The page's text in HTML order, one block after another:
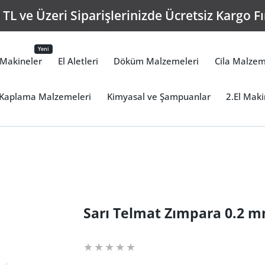
Kadar Verdiğiniz Tüm Siparişler Aynı
Makineler
Yeni
El Aletleri Döküm Malzemeleri Cila
Kaplama Malzemeleri Kimyasal ve Şampuanlar 2.El
Sarı Telmat Zımpara 0.2